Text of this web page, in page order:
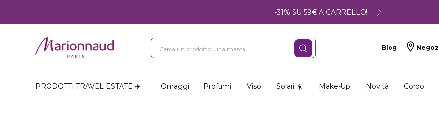
-31% SU 59€ A CARRELLO!
Blog
PRODOTTI TRAVEL ESTATE ✈️ Omaggi Profumi Viso Solari ☀️ Make-Up Novità Corpo